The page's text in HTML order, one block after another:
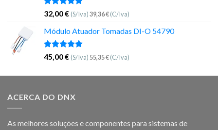
Avaliação
5.00
de 5
32,00€ (S/Iva)39,36€(C/Iva)
Módulo Atuador Tomadas DI-O 54790
Avaliação
5.00
de 5
45,00€ (S/Iva)55,35€(C/Iva)
ACERCA DO DNX
As melhores soluções e componentes para sistemas de